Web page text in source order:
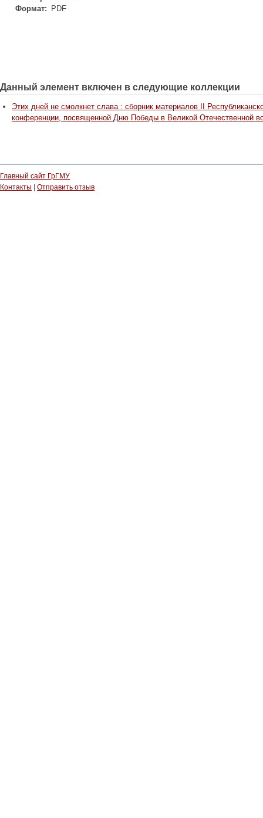
Формат:
PDF
Данный элемент включен в следующие коллекции
Этих дней не смолкнет слава : сборник материалов II
конференции, посвященной Дню Победы в Великой Отечественной
Главный сайт ГрГМУ
Контакты
Отправить отзыв